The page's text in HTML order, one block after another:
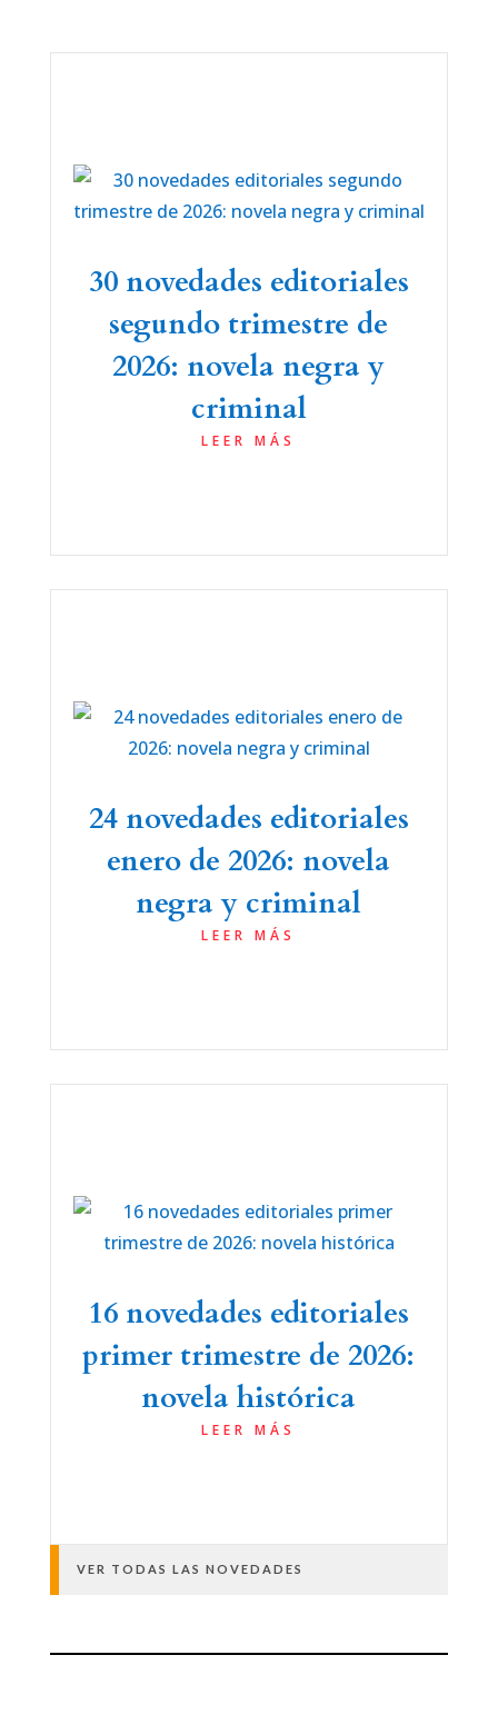
30 novedades editoriales
segundo trimestre de
2026: novela negra y
criminal
LEER MÁS
24 novedades editoriales
enero de 2026: novela
negra y criminal
LEER MÁS
16 novedades editoriales
primer trimestre de 2026:
novela histórica
LEER MÁS
VER TODAS LAS NOVEDADES